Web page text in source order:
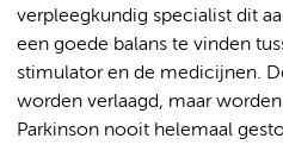
verpleegkundig specialist dit
een goede balans te vinden
stimulator en de medicijnen.
worden verlaagd, maar
Parkinson nooit helemaal